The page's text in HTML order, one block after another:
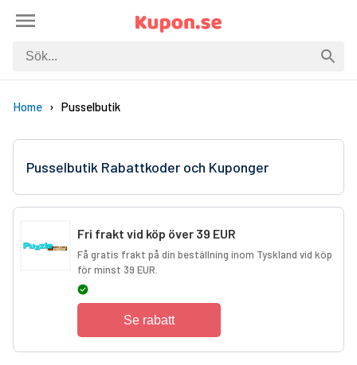
Home Pusselbutik
Pusselbutik Rabattkoder och Kuponger
Fri frakt vid köp över 39 EUR
Få gratis frakt på din beställning inom Tyskland vid köp
för minst 39 EUR.
Se rabatt